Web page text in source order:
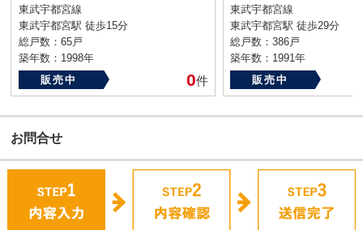
東武宇都宮線
東武宇都宮駅 徒歩15分
総戸数：65戸
築年数：1998年
販売中
0件
東武宇都宮線
東武宇都宮駅 徒歩29分
総戸数：386戸
築年数：1991年
販売中
お問合せ